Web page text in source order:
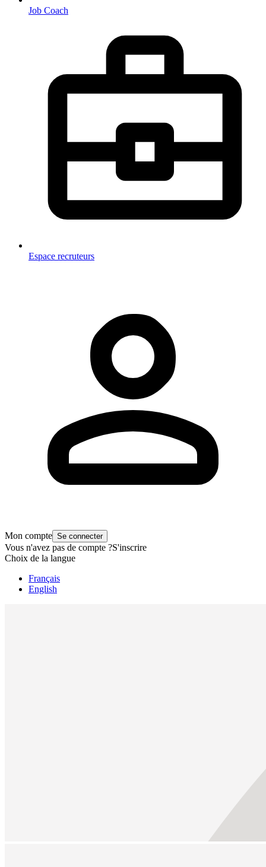
Job Coach
Espace recruteurs
Mon compte Se connecter
Vous n'avez pas de compte ?S'inscrire
Choix de la langue
Français
English